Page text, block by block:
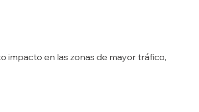
impacto en las zonas de mayor tráfico,